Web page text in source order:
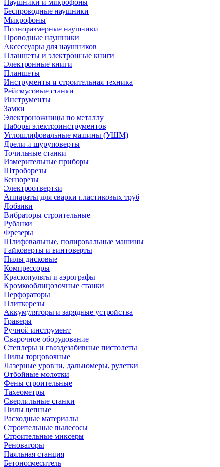
Наушники и микрофоны
Беспроводные наушники
Микрофоны
Полноразмерные наушники
Проводные наушники
Аксессуары для наушников
Планшеты и электронные книги
Электронные книги
Планшеты
Инструменты и строительная техника
Рейсмусовые станки
Инструменты
Замки
Электроножницы по металлу
Наборы электроинструментов
Углошлифовальные машины (УШМ)
Дрели и шуруповерты
Точильные станки
Измерительные приборы
Штроборезы
Бензорезы
Электроотвертки
Аппараты для сварки пластиковых труб
Лобзики
Вибраторы строительные
Рубанки
Фрезеры
Шлифовальные, полировальные машины
Гайковерты и винтоверты
Пилы дисковые
Компрессоры
Краскопульты и аэрографы
Кромкооблицовочные станки
Перфораторы
Плиткорезы
Аккумуляторы и зарядные устройства
Граверы
Ручной инструмент
Сварочное оборудование
Степлеры и гвоздезабивные пистолеты
Пилы торцовочные
Лазерные уровни, дальномеры, рулетки
Отбойные молотки
Фены строительные
Тахеометры
Сверлильные станки
Пилы цепные
Расходные материалы
Строительные пылесосы
Строительные миксеры
Реноваторы
Паяльная станция
Бетоносмеситель